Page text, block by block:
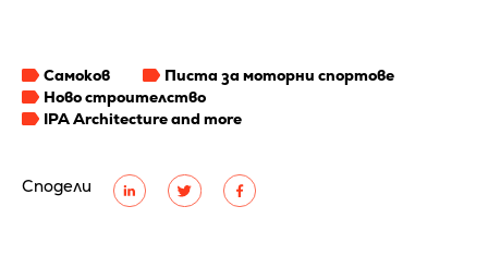
Сподели
Самоков
Писта за моторни спортове
Ново строителство
IPA Architecture and more